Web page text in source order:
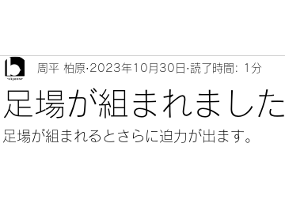
足場が組まれました
周平 柏原 2023年10月30日 読了時間: 1分
足場が組まれるとさらに迫力が出ます。